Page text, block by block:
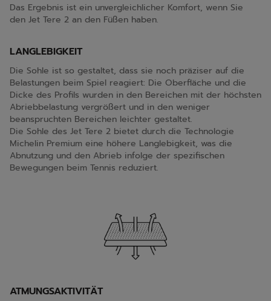
Das Ergebnis ist ein unvergleichlicher Komfort, wenn Sie
den Jet Tere 2 an den Füßen haben.
LANGLEBIGKEIT
Die Sohle ist so gestaltet, dass sie noch präziser auf die
Belastungen beim Spiel reagiert: Die Oberfläche und die
Dicke des Profils wurden in den Bereichen mit der höchsten
Abriebbelastung vergrößert und in den weniger
beanspruchten Bereichen leichter gestaltet.
Die Sohle des Jet Tere 2 bietet durch die Technologie
Michelin Premium eine höhere Langlebigkeit, was die
Abnutzung und den Abrieb infolge der spezifischen
Bewegungen beim Tennis reduziert.
ATMUNGSAKTIVITÄT